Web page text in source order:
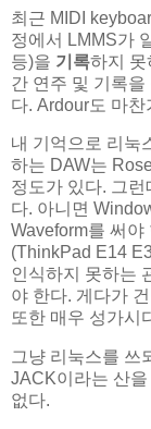
최근 MIDI
정에서 LMMS가
등)을 기록하지 못
간 연주 및 기록
다. Ardour도 마
내 기억으로 리눅
하는 DAW는
정도가 있다. 그
다. 아니면
Waveform를 써야
(ThinkPad E14
인식하지 못하는
야 한다. 게다가
또한 매우 성가시
그냥 리눅스를 쓰
JACK이라는 산
없다.